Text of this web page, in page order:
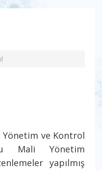
Yönetim ve Kontrol
Mali Yönetim
yapılmış